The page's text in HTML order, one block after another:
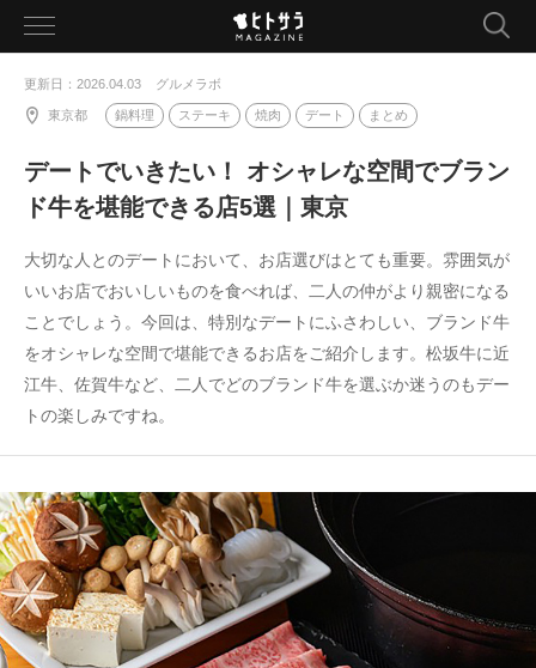
toggle
更新日：2026.04.03 グルメラボ
東京都 鍋料理 ステーキ 焼肉 デート まとめ
デートでいきたい！ オシャレな空間でブラン
ド牛を堪能できる店5選｜東京
大切な人とのデートにおいて、お店選びはとても重要。雰囲気が
いいお店でおいしいものを食べれば、二人の仲がより親密になる
ことでしょう。今回は、特別なデートにふさわしい、ブランド牛
をオシャレな空間で堪能できるお店をご紹介します。松坂牛に近
江牛、佐賀牛など、二人でどのブランド牛を選ぶか迷うのもデー
トの楽しみですね。